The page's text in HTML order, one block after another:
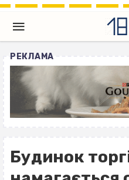
РЕКЛАМА
Будинок